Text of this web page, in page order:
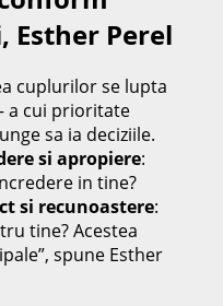
Esther Perel
cuplurilor se lupta
a cui prioritate
sa ia deciziile.
si apropiere:
in tine?
si recunoastere:
tine? Acestea
spune Esther